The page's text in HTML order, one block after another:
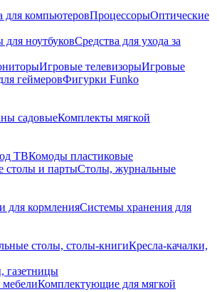
для компьютеровПроцессорыОптические
ноутбуковСредства для ухода за
Игровые телевизорыИгровые
геймеровФигурки Funko
садовыеКомплекты мягкой
ТВКомоды пластиковые
столы и партыСтолы, журнальные
для кормленияСистемы хранения для
столы, столы-книгиКресла-качалки,
мебелиКомплектующие для мягкой